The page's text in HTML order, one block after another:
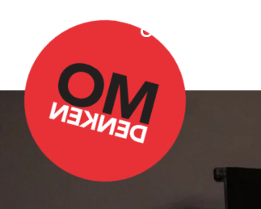
Over Omdenken